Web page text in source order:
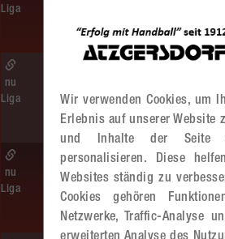
MADx WAT Atzgersdorf
Liga
SG HIT/UHC Absam –
MADx WAT Atzgersdorf
nu
Liga
So. 14.06.2026 | 13:20 Uhr |
MU13
Sportunion DIE FALKEN St. Pölten –
MADx WAT Atzgersdorf
nu
Liga
Wir verwenden Cookies, um
Erlebnis auf unserer Website
und Inhalte der
personalisieren. Diese
Websites ständig zu
Cookies gehören
Netzwerke, Traffic-Analyse